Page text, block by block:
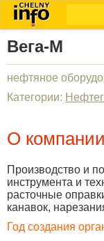
Вега-М
нефтяное
Категории:
О компании
Производство и
инструмента и
расточные
канавок,
Год создания